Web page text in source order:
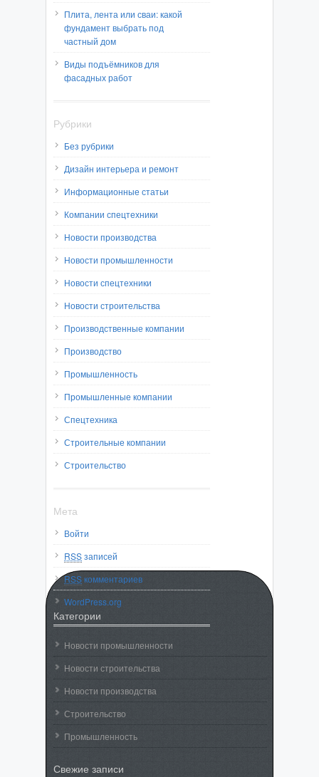
Плита, лента или сваи: какой
фундамент выбрать под
частный дом
Виды подъёмников для
фасадных работ
Рубрики
Без рубрики
Дизайн интерьера и ремонт
Информационные статьи
Компании спецтехники
Новости производства
Новости промышленности
Новости спецтехники
Новости строительства
Производственные компании
Производство
Промышленность
Промышленные компании
Спецтехника
Строительные компании
Строительство
Мета
Войти
RSSзаписей
RSSкомментариев
WordPress.org
Категории
Новости промышленности
Новости строительства
Новости производства
Строительство
Промышленность
Свежие записи